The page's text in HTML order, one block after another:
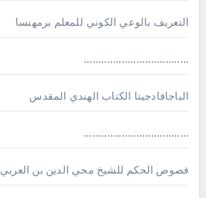
ﺍﻟﺘﻌﺮﻳﻒ ﺑﺎﻟﻮﻋﻲ ﺍﻟﻜﻮﻧﻲ للمعلم برمهنسا
....................................
الباجافادجيتا الكتاب الهندي المقدس
....................................
فصوص الحكم للشيخ محي الدين بن العربي